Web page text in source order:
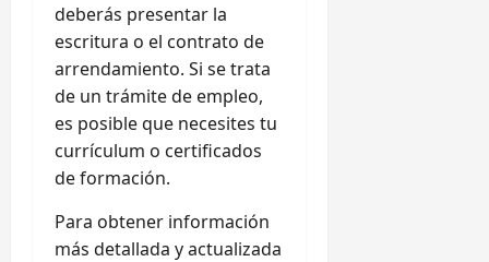
deberás presentar la
escritura o el contrato de
arrendamiento. Si se trata
de un trámite de empleo,
es posible que necesites tu
currículum o certificados
de formación.
Para obtener información
más detallada y actualizada